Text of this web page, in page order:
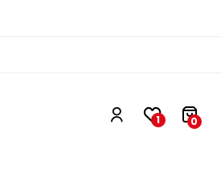
1 0